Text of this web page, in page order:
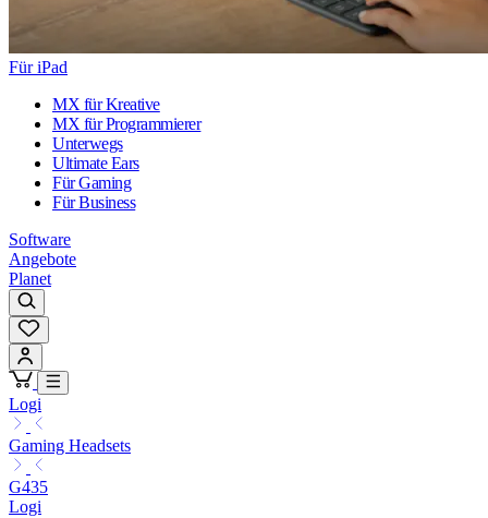
Für iPad
MX für Kreative
MX für Programmierer
Unterwegs
Ultimate Ears
Für Gaming
Für Business
Software
Angebote
Planet
Logi
Gaming Headsets
G435
Logi